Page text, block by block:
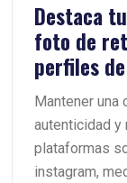
Destaca
foto de
perfiles
Mantener una
autenticidad y
plataformas
instagram,